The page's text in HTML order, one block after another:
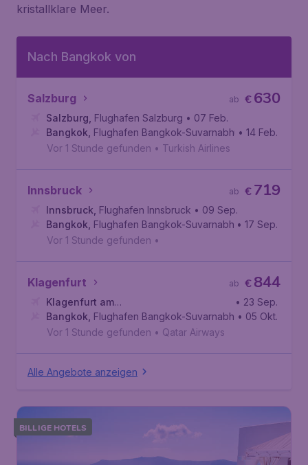
kristallklare Meer.
Nach Bangkok von
Salzburg €630
ab
Salzburg Flughafen Salzburg • 07 Feb.
Bangkok Flughafen Bangkok-Suvarnabhumi• 14 Feb.
Vor 1 Stunde gefunden • Turkish Airlines
Innsbruck €719
ab
Innsbruck Flughafen Innsbruck • 09 Sep.
Bangkok Flughafen Bangkok-Suvarnabhumi• 17 Sep.
Vor 1 Stunde gefunden •
Klagenfurt €844
ab
Klagenfurt am
Wörthersee, Flughafen Klagenfurt
• 23 Sep.
Bangkok Flughafen Bangkok-Suvarnabhumi• 05 Okt.
Vor 1 Stunde gefunden • Qatar Airways
Alle Angebote anzeigen
BILLIGE HOTELS